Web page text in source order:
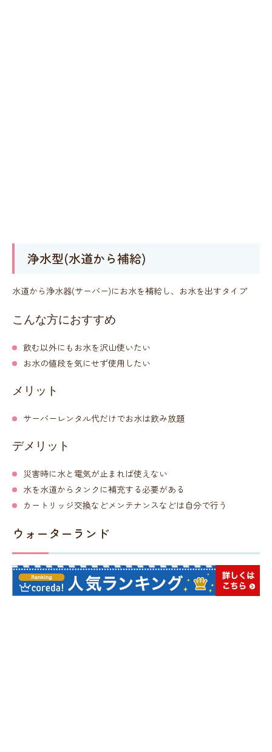
浄水型(水道から補給)
水道から浄水器(サーバー)にお水を補給し、お水を出すタイプ
こんな方におすすめ
飲む以外にもお水を沢山使いたい
お水の値段を気にせず使用したい
メリット
サーバーレンタル代だけでお水は飲み放題
デメリット
災害時に水と電気が止まれば使えない
水を水道からタンクに補充する必要がある
カートリッジ交換などメンテナンスなどは自分で行う
ウォーターランド